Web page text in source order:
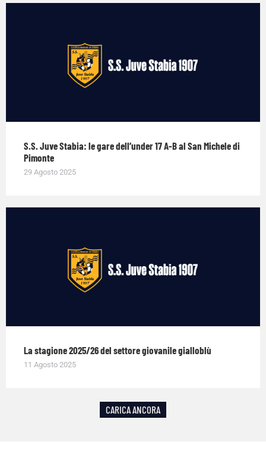
S.S. Juve Stabia: le gare dell’under 17 A-B al San Michele di
Pimonte
29 Agosto 2025
La stagione 2025/26 del settore giovanile gialloblù
11 Agosto 2025
CARICA ANCORA